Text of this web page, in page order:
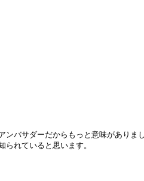
ンバサダーだからもっと意味がありま
られていると思います。